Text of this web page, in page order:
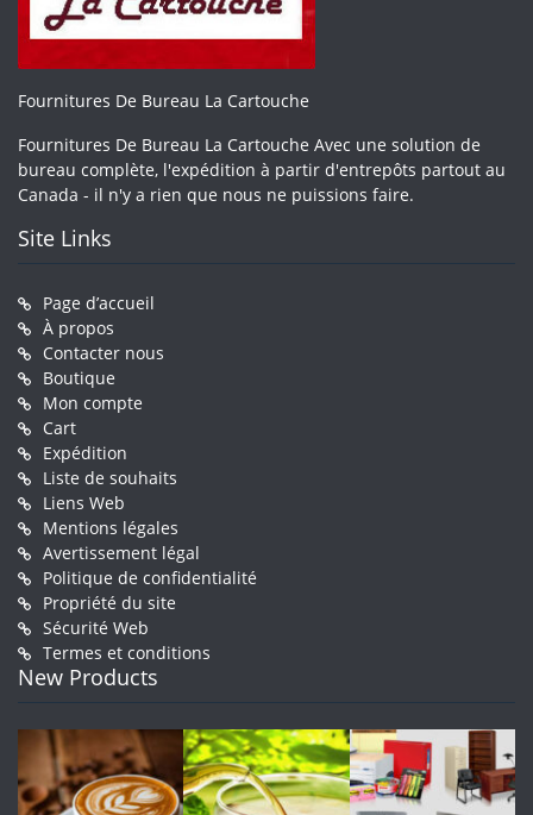
Fournitures De Bureau La Cartouche
Fournitures De Bureau La Cartouche Avec une solution de
bureau complète, l'expédition à partir d'entrepôts partout au
Canada - il n'y a rien que nous ne puissions faire.
Site Links
Page d’accueil
À propos
Contacter nous
Boutique
Mon compte
Cart
Expédition
Liste de souhaits
Liens Web
Mentions légales
Avertissement légal
Politique de confidentialité
Propriété du site
Sécurité Web
Termes et conditions
New Products